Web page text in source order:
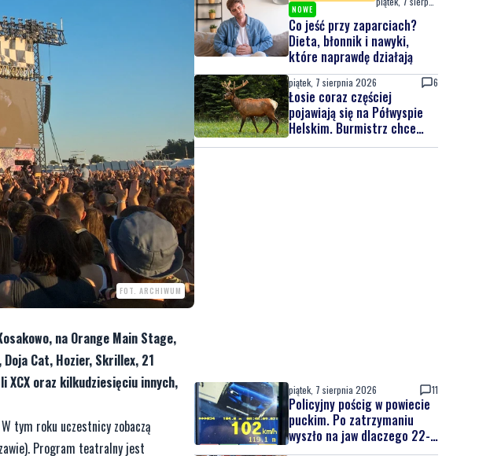
FOT. ARCHIWUM
na Orange Main Stage,
Cat, Hozier, Skrillex, 21
XCX oraz kilkudziesięciu innych,
tym roku uczestnicy zobaczą
Program teatralny jest
NOWE
Co jeść przy zaparciach?
Dieta, błonnik i nawyki,
które naprawdę działają
piątek, 7 sierpnia 2026 6
Łosie coraz częściej
pojawiają się na Półwyspie
Helskim. Burmistrz chce
nowych znaków drogowych
piątek, 7 sierpnia 2026 11
Policyjny pościg w powiecie
puckim. Po zatrzymaniu
wyszło na jaw dlaczego 22-
latek uciekał